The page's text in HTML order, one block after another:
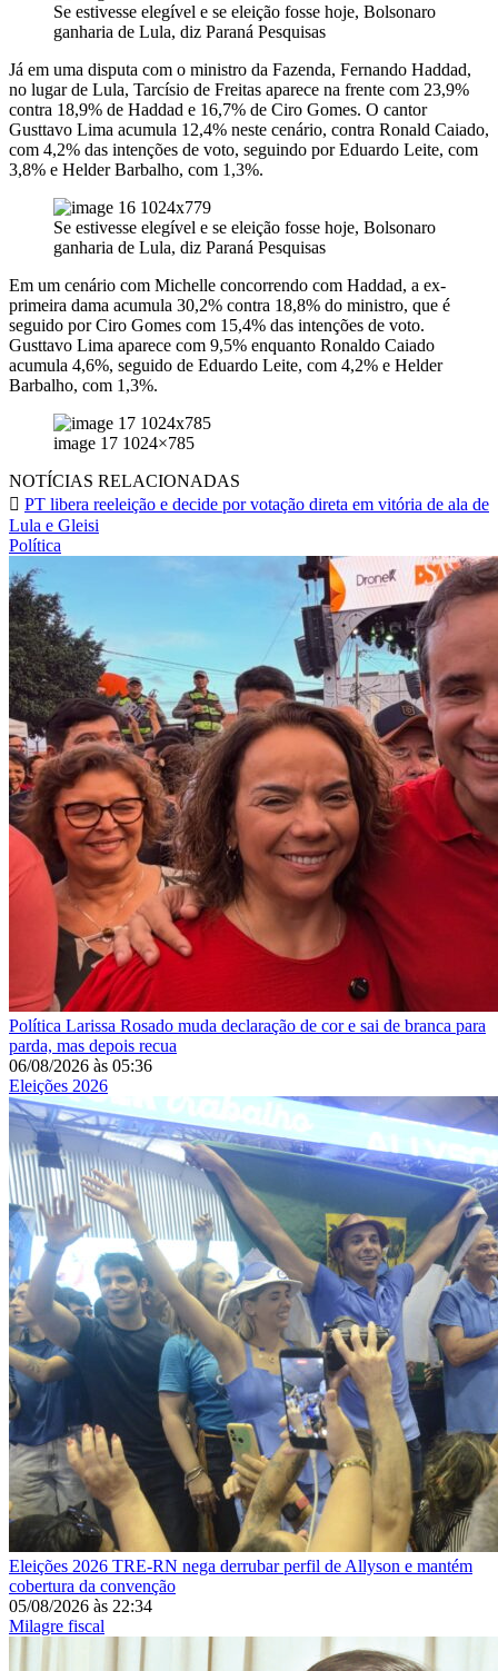
Se estivesse elegível e se eleição fosse hoje, Bolsonaro
ganharia de Lula, diz Paraná Pesquisas
Já em uma disputa com o ministro da Fazenda, Fernando Haddad,
no lugar de Lula, Tarcísio de Freitas aparece na frente com 23,9%
contra 18,9% de Haddad e 16,7% de Ciro Gomes. O cantor
Gusttavo Lima acumula 12,4% neste cenário, contra Ronald Caiado,
com 4,2% das intenções de voto, seguindo por Eduardo Leite, com
3,8% e Helder Barbalho, com 1,3%.
Se estivesse elegível e se eleição fosse hoje, Bolsonaro
ganharia de Lula, diz Paraná Pesquisas
Em um cenário com Michelle concorrendo com Haddad, a ex-
primeira dama acumula 30,2% contra 18,8% do ministro, que é
seguido por Ciro Gomes com 15,4% das intenções de voto.
Gusttavo Lima aparece com 9,5% enquanto Ronaldo Caiado
acumula 4,6%, seguido de Eduardo Leite, com 4,2% e Helder
Barbalho, com 1,3%.
image 17 1024×785
NOTÍCIAS RELACIONADAS
PT libera reeleição e decide por votação direta em vitória de ala de
Lula e Gleisi
Política
Política Larissa Rosado muda declaração de cor e sai de branca para
parda, mas depois recua
06/08/2026 às 05:36
Eleições 2026
Eleições 2026 TRE-RN nega derrubar perfil de Allyson e mantém
cobertura da convenção
05/08/2026 às 22:34
Milagre fiscal